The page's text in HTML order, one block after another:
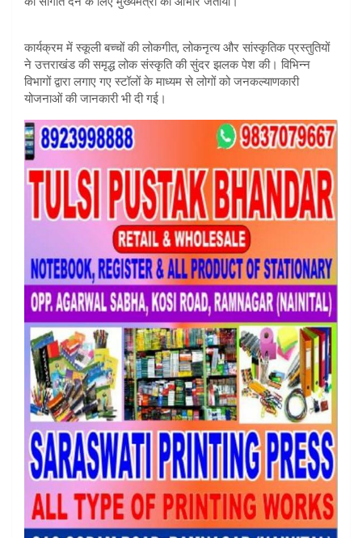
कार्यक्रम में स्कूली बच्चों की लोकगीत, लोकनृत्य और सांस्कृतिक प्रस्तुतियों
ने उत्तराखंड की समृद्ध लोक संस्कृति की सुंदर झलक पेश की। विभिन्न
विभागों द्वारा लगाए गए स्टॉलों के माध्यम से लोगों को जनकल्याणकारी
योजनाओं की जानकारी भी दी गई।